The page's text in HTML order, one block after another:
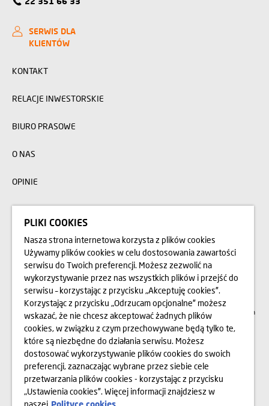
SERWIS DLA
KLIENTÓW
KONTAKT
RELACJE INWESTORSKIE
BIURO PRASOWE
O NAS
OPINIE
BLOG
Przedstawione na stronie internetowej www.domd.pl wizualizacje, animacje oraz
modele budynku mają charakter poglądowy. Wygląd budynku oraz
zagospodarowanie terenu mogą nieznacznie ulec zmianie na etapie realizacji.
Zmianie nie ulegną istotne cechy świadczenia oraz funkcjonalność budynku.
Wszelkie prawa zastrzeżone. Prawa do używania, kopiowania i rozpowszechniania
wszelkich danych i materiałów dostępnych na niniejszej stronie internetowej
podlegają w szczególności przepisom ustawy z dnia 4 lutego 1994 r. o Prawie
autorskim i prawach pokrewnych (Dz. U. 2006 Nr 90 poz. 631 z późn. zm.).
Wykorzystywanie danych lub materiałów z niniejszej strony w jakichkolwiek celach
wymaga każdorazowo pisemnej zgody Dom Development S.A. W przypadku
zapotrzebowania na w/w materiały prosimy o kontakt na adres:
Sąd Rejonowy dla m.st. Warszawy w Warszawie | XII Wydział Gospodarczy
Krajowego Rejestru Sądowego | Kapitał zakładowy: 25.798.422 zł | Kapitał
wpłacony: 25.798.422 zł | KRS 0000031483 i NIP 525-14-92-233
PLIKI COOKIES
Nasza strona internetowa korzysta z plików cookies
Używamy plików cookies w celu dostosowania zawartości
serwisu do Twoich preferencji. Możesz zezwolić na
wykorzystywanie przez nas wszystkich plików i przejść do
serwisu – korzystając z przycisku „Akceptuję cookies”.
Korzystając z przycisku „Odrzucam opcjonalne” możesz
wskazać, że nie chcesz akceptować żadnych plików
cookies, w związku z czym przechowywane będą tylko te,
które są niezbędne do działania serwisu. Możesz
dostosować wykorzystywanie plików cookies do swoich
preferencji, zaznaczając wybrane przez siebie cele
przetwarzania plików cookies - korzystając z przycisku
„Ustawienia cookies”. Więcej informacji znajdziesz w
naszej Polityce cookies.